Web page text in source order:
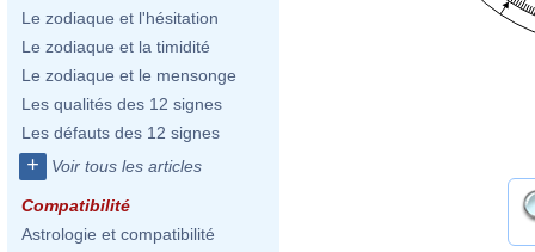
Le zodiaque et l'hésitation
Le zodiaque et la timidité
Le zodiaque et le mensonge
Les qualités des 12 signes
Les défauts des 12 signes
+ Voir tous les articles
Compatibilité
Astrologie et compatibilité